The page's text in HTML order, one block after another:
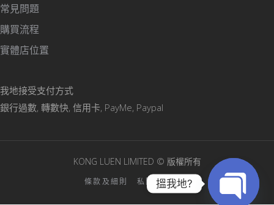
常見問題
購買流程
實體店位置
我地接受支付方式
銀行過數, 轉數快, 信用卡, PayMe, Paypal
KONG LUEN LIMITED © 版權所有
條款及細則 私隱政策聲明
搵我地?